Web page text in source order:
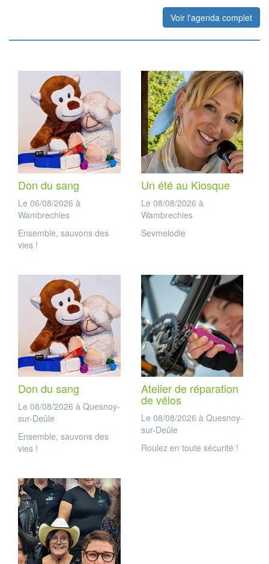
Voir l'agenda complet
Don du sang
Le 06/08/2026 à
Wambrechies
Ensemble, sauvons des
vies !
Un été au Kiosque
Le 08/08/2026 à
Wambrechies
Sevmelodie
Don du sang
Le 08/08/2026 à Quesnoy-
sur-Deûle
Ensemble, sauvons des
vies !
Atelier de réparation
de vélos
Le 08/08/2026 à Quesnoy-
sur-Deûle
Roulez en toute sécurité !